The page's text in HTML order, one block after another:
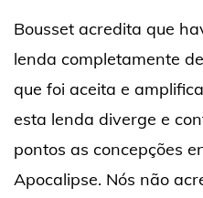
Bousset acredita que
lenda completamente
que foi aceita e
esta lenda diverge e
pontos as concepções
Apocalipse. Nós não